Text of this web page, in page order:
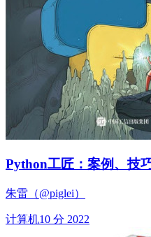
Python工匠：案例、技
朱雷（@piglei）
计算机10 分 2022